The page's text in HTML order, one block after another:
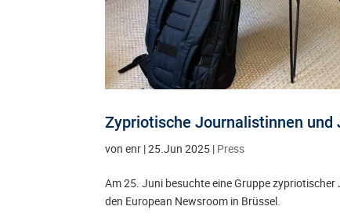
Zypriotische Journalistinnen und
vonenr |25.Jun 2025 | Press
Am 25. Juni besuchte eine Gruppe
den European Newsroom in Brüssel.